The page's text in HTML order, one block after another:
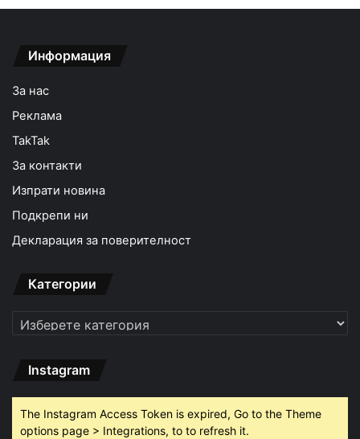
Информация
За нас
Реклама
TakTak
За контакти
Изпрати новина
Подкрепи ни
Декларация за поверителност
Категории
Категории
Instagram
The Instagram Access Token is expired, Go to the Theme
options page > Integrations, to to refresh it.